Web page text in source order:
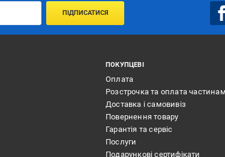
ПІДПИСАТИСЯ
ПОКУПЦЕВІ
Оплата
Розстрочка та оплата
Доставка і самовивіз
Повернення товару
Гарантія та сервіс
Послуги
Подарункові сертифікати